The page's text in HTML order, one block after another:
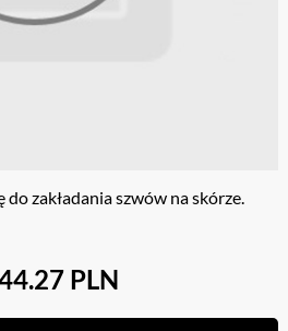
zakładania szwów na skórze.
PLN